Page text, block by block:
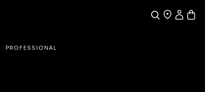
KeresesÜzletkereső
Saját profil
PROFESSIONAL